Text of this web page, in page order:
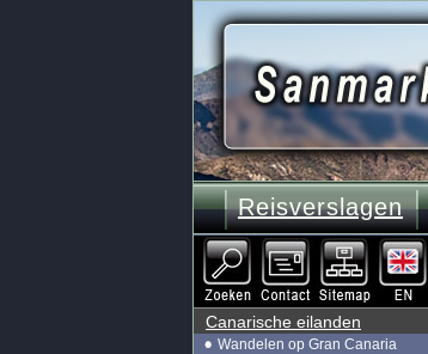
Reisverslagen
Canarische eilanden
Wandelen op Gran Canaria